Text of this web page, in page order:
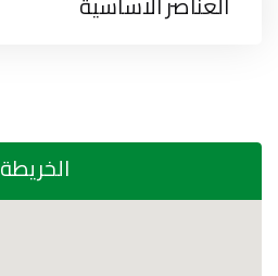
الخريطة